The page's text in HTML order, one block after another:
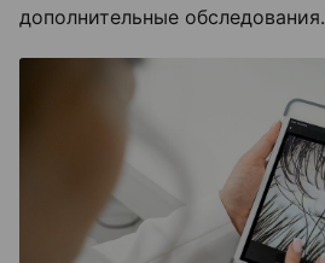
дополнительные обследования.